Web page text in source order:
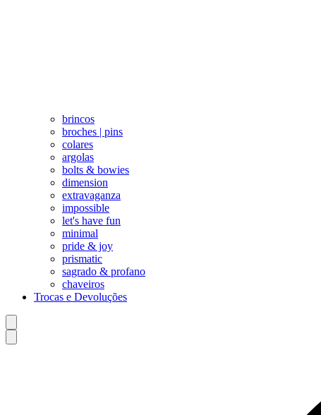
brincos
broches | pins
colares
argolas
bolts & bowies
dimension
extravaganza
impossible
let's have fun
minimal
pride & joy
prismatic
sagrado & profano
chaveiros
Trocas e Devoluções